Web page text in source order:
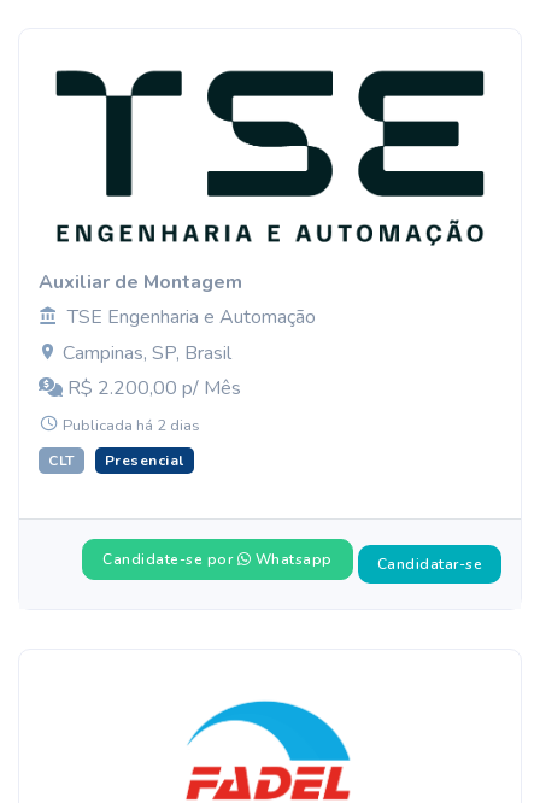
Auxiliar de Montagem
TSE Engenharia e Automação
Campinas, SP, Brasil
R$ 2.200,00 p/ Mês
Publicada há 2 dias
CLT Presencial
Candidate-se por Whatsapp Candidatar-se